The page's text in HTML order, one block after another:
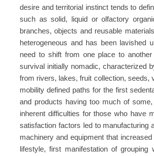
desire and territorial instinct tends to
such as solid, liquid or olfactory
branches, objects and reusable
heterogeneous and has been lavished
need to shift from one place to
survival initially nomadic, characterized
from rivers, lakes, fruit collection, seeds,
mobility defined paths for the first
and products having too much of
inherent difficulties for those who have
satisfaction factors led to manufacturing
machinery and equipment that
lifestyle, first manifestation of